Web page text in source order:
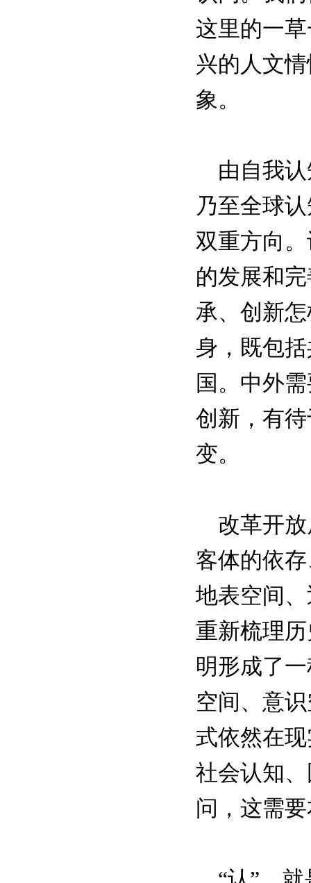
这里的一
兴的人文
象。
由自我认
乃至全球
双重方向
的发展和
承、创新
身，既包
国。中外
创新，有
变。
改革开放
客体的依
地表空间
重新梳理
明形成了
空间、意
式依然在
社会认知
问，这需